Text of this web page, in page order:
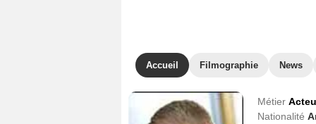
Accueil Filmographie News
Métier
Nationalité